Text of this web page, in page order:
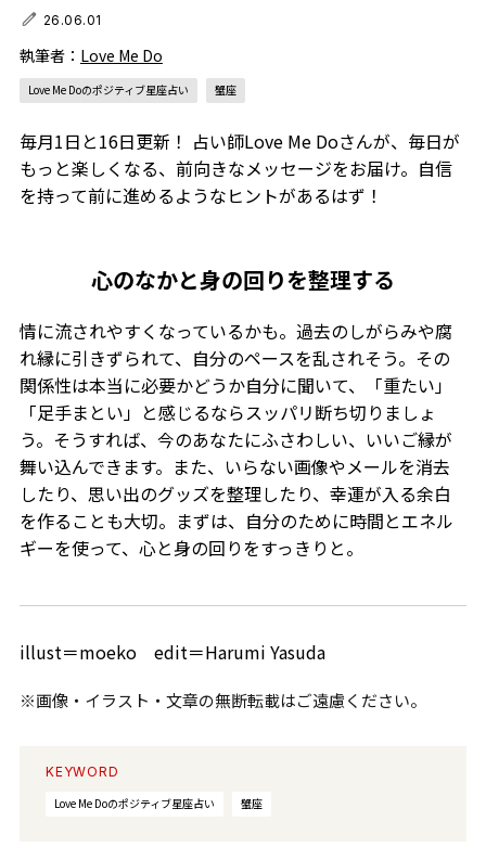
26.06.01
執筆者： Love Me Do
Love Me Doのポジティブ星座占い 蟹座
毎月1日と16日更新！ 占い師Love Me Doさんが、毎日が
もっと楽しくなる、前向きなメッセージをお届け。自信
を持って前に進めるようなヒントがあるはず！
心のなかと身の回りを整理する
情に流されやすくなっているかも。過去のしがらみや腐
れ縁に引きずられて、自分のペースを乱されそう。その
関係性は本当に必要かどうか自分に聞いて、「重たい」
「足手まとい」と感じるならスッパリ断ち切りましょ
う。そうすれば、今のあなたにふさわしい、いいご縁が
舞い込んできます。また、いらない画像やメールを消去
したり、思い出のグッズを整理したり、幸運が入る余白
を作ることも大切。まずは、自分のために時間とエネル
ギーを使って、心と身の回りをすっきりと。
illust＝moeko edit＝Harumi Yasuda
※画像・イラスト・文章の無断転載はご遠慮ください。
KEYWORD
Love Me Doのポジティブ星座占い
蟹座